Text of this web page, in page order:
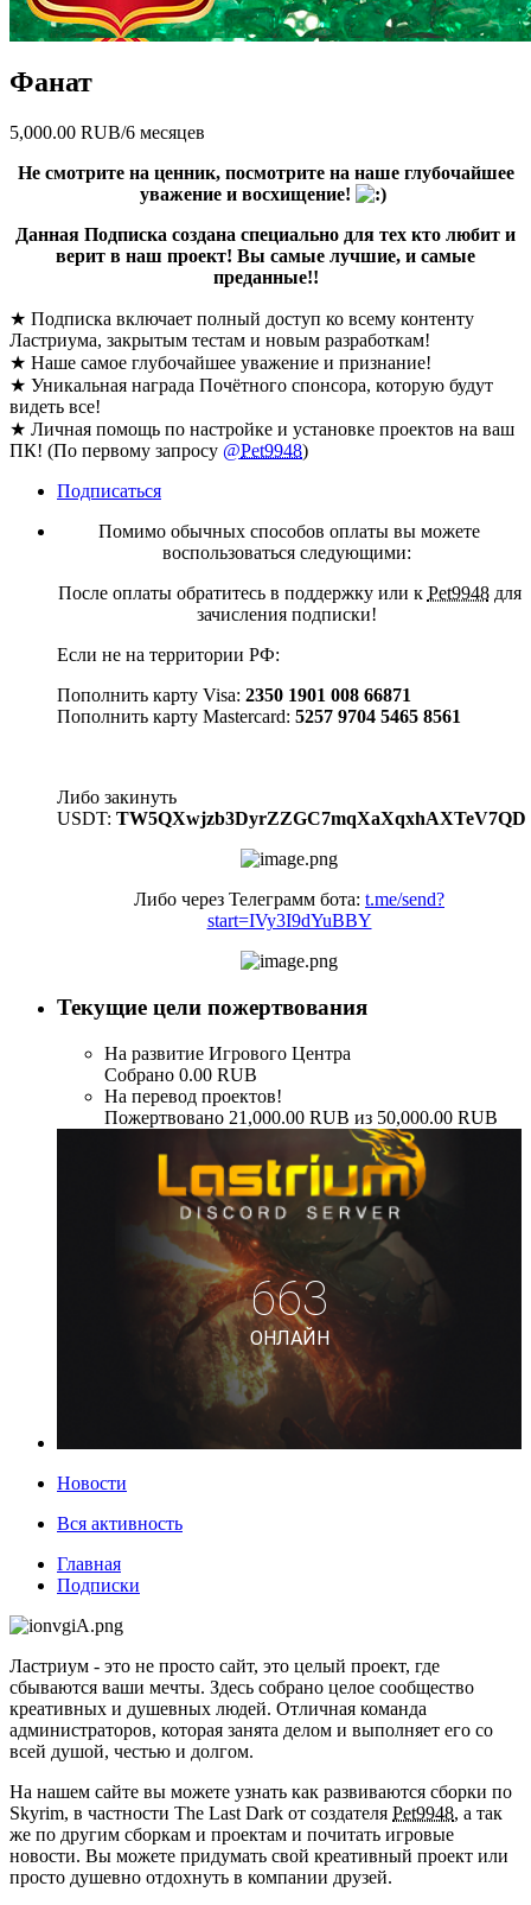
Фанат
5,000.00 RUB/6 месяцев
Не смотрите на ценник, посмотрите на наше глубочайшее
уважение и восхищение!
Данная Подписка создана специально для тех кто любит и
верит в наш проект! Вы самые лучшие, и самые
преданные!!
★ Подписка включает полный доступ ко всему контенту
Ластриума, закрытым тестам и новым разработкам!
★ Наше самое глубочайшее уважение и признание!
★ Уникальная награда Почётного спонсора, которую будут
видеть все!
★ Личная помощь по настройке и установке проектов на ваш
ПК! (По первому запросу @Pet9948)
Подписаться
Помимо обычных способов оплаты вы можете
воспользоваться следующими:
После оплаты обратитесь в поддержку или к Pet9948для
зачисления подписки!
Если не на территории РФ:
Пополнить карту Visa: 2350 1901 008 66871
Пополнить карту Mastercard: 5257 9704 5465 8561
Либо закинуть
USDT: TW5QXwjzb3DyrZZGC7mqXaXqxhAXTeV7QD
Либо через Телеграмм бота: t.me/send?
start=IVy3I9dYuBBY
Текущие цели пожертвования
На развитие Игрового Центра
Собрано 0.00 RUB
На перевод проектов!
Пожертвовано 21,000.00 RUB из 50,000.00 RUB
Новости
Вся активность
Главная
Подписки
Ластриум - это не просто сайт, это целый проект, где
сбываются ваши мечты. Здесь собрано целое сообщество
креативных и душевных людей. Отличная команда
администраторов, которая занята делом и выполняет его со
всей душой, честью и долгом.
На нашем сайте вы можете узнать как развиваются сборки по
Skyrim, в частности The Last Dark от создателя Pet9948, а так
же по другим сборкам и проектам и почитать игровые
новости. Вы можете придумать свой креативный проект или
просто душевно отдохнуть в компании друзей.